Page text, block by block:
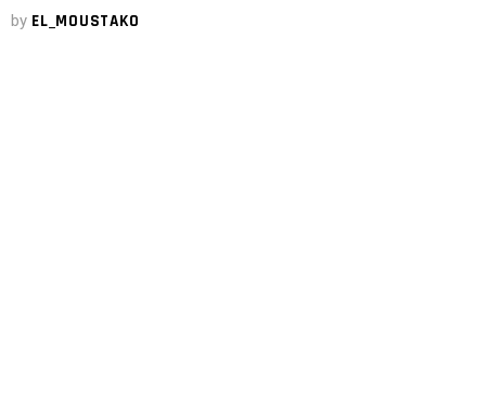
by EL_MOUSTAKO